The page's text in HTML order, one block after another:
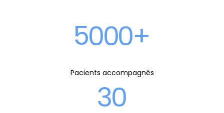
5
6
000+
Pacients accompagnés
1
2
3
8
9
0
7
8
7
8
5
6
7
5
6
7